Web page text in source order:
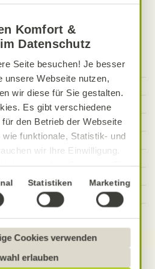
Komfort &
Datenschutz
Seite besuchen! Je besser
unsere Webseite nutzen,
wir diese für Sie gestalten.
Es gibt verschiedene
den Betrieb der Webseite
wie funktionale, Statistik- und
wir Ihre Einwilligung.
erhalten Sie, wenn Sie
anklicken. Ihre Einwilligung
auch den Einsatz von
die kein mit der EU
Daten dorthin übermittelt
dass diese erfasst und
Betroffenenrechte nicht
Statistiken Marketing
erlauben
Cookies verwenden
Gesamt
pro Portion
749kcal
3122
46,09
6,96g
60,11g
17,67g
vegetarisch, gluten-